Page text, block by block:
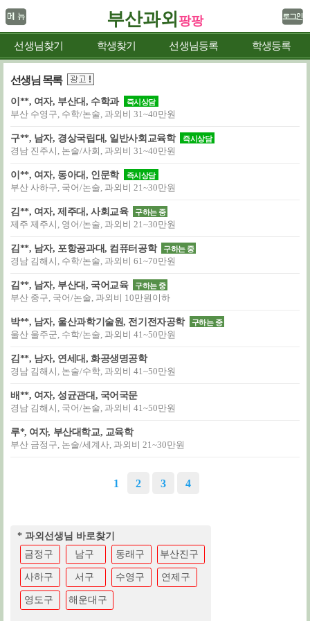
부산과외 팡팡
선생님찾기 학생찾기 선생님등록 학생등록
선생님 목록
이**, 여자, 부산대, 수학과 즉시상담
부산 수영구, 수학/논술, 과외비 31~40만원
구**, 남자, 경상국립대, 일반사회교육학 즉시상담
경남 진주시, 논술/사회, 과외비 31~40만원
이**, 여자, 동아대, 인문학 즉시상담
부산 사하구, 국어/논술, 과외비 21~30만원
김**, 여자, 제주대, 사회교육 구하는 중
제주 제주시, 영어/논술, 과외비 21~30만원
김**, 남자, 포항공과대, 컴퓨터공학 구하는 중
경남 김해시, 수학/논술, 과외비 61~70만원
김**, 남자, 부산대, 국어교육 구하는 중
부산 중구, 국어/논술, 과외비 10만원이하
박**, 남자, 울산과학기술원, 전기전자공학 구하는 중
울산 울주군, 수학/논술, 과외비 41~50만원
김**, 남자, 연세대, 화공생명공학
경남 김해시, 논술/수학, 과외비 41~50만원
배**, 여자, 성균관대, 국어국문
경남 김해시, 국어/논술, 과외비 41~50만원
루*, 여자, 부산대학교, 교육학
부산 금정구, 논술/세계사, 과외비 21~30만원
1 2 3 4
* 과외선생님 바로찾기
금정구
남구 동래구 부산진구
사하구 서구 수영구 연제구
영도구 해운대구